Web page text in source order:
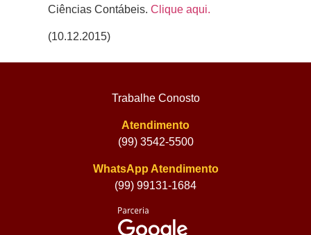
Ciências Contábeis. Clique aqui.
(10.12.2015)
Trabalhe Conosto
Atendimento
(99) 3542-5500
WhatsApp Atendimento
(99) 99131-1684